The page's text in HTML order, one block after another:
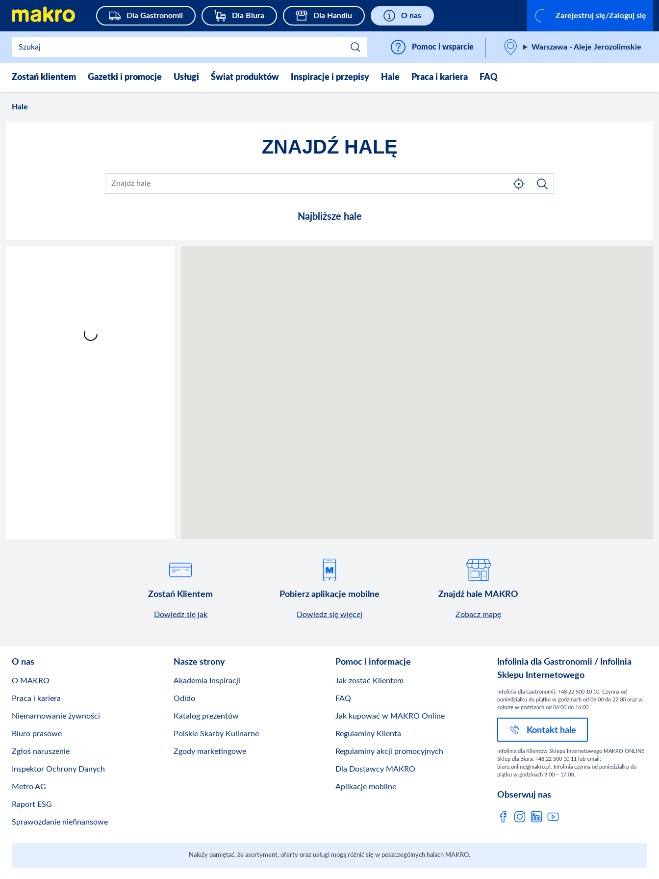
Dla Gastronomii Dla Biura Dla Handlu O nas Zarejestruj się/Zaloguj się
Pomoc i wsparcie Warszawa - Aleje Jerozolimskie
Zostań klientem Gazetki i promocje Usługi Świat produktów Inspiracje i przepisy Hale Praca i kariera FAQ
Hale
ZNAJDŹ HALĘ
Najbliższe hale
Zostań Klientem
Dowiedz się jak
Pobierz aplikacje mobilne
Dowiedz się więcej
Znajdź hale MAKRO
Zobacz mapę
O nas
O MAKRO
Praca i kariera
Niemarnowanie żywności
Biuro prasowe
Zgłoś naruszenie
Inspektor Ochrony Danych
Metro AG
Raport ESG
Sprawozdanie niefinansowe
Nasze strony
Akademia Inspiracji
Odido
Katalog prezentów
Polskie Skarby Kulinarne
Zgody marketingowe
Pomoc i informacje
Jak zostać Klientem
FAQ
Jak kupować w MAKRO Online
Regulaminy Klienta
Regulaminy akcji promocyjnych
Dla Dostawcy MAKRO
Aplikacje mobilne
Infolinia dla Gastronomii / Infolinia
Sklepu Internetowego
Infolinia dla Gastronomii: +48 22 500 10 10. Czynna od
poniedziałku do piątku w godzinach od 06:00 do 22:00 oraz w
sobotę w godzinach od 06:00 do 16:00.
Kontakt hale
Infolinia dla Klientów Sklepu Internetowego MAKRO ONLINE
Sklep dla Biura: +48 22 500 10 11 lub email:
biuro.online@makro.pl. Infolinia czynna od poniedziałku do
piątku w godzinach 9:00 – 17:00.
Obserwuj nas
Należy pamiętać, że asortyment, oferty oraz usługi mogą różnić się w poszczególnych halach MAKRO.